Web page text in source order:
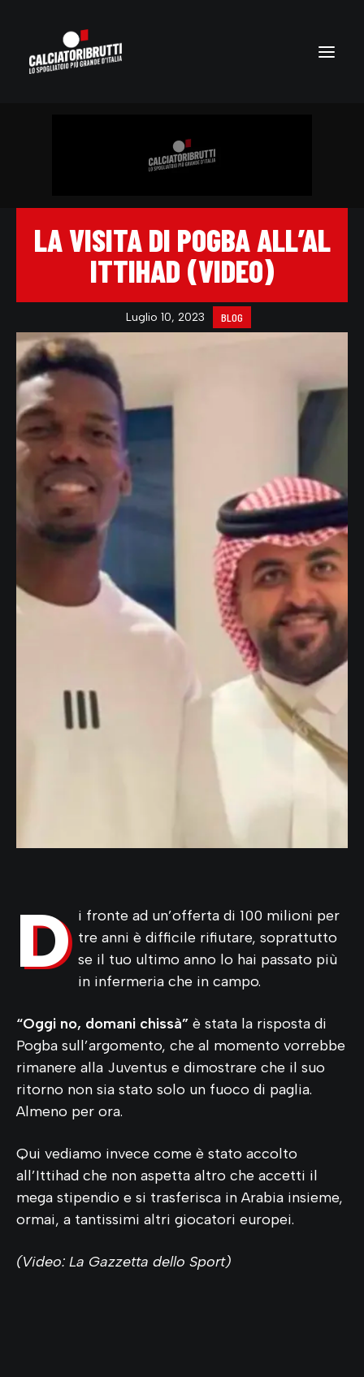
LA VISITA DI POGBA ALL’AL
ITTIHAD (VIDEO)
Luglio 10, 2023 BLOG
D i fronte ad un’offerta di 100 milioni per
tre anni è difficile rifiutare, soprattutto
se il tuo ultimo anno lo hai passato più
in infermeria che in campo.
“Oggi no, domani chissà” è stata la risposta di
Pogba sull’argomento, che al momento vorrebbe
rimanere alla Juventus e dimostrare che il suo
ritorno non sia stato solo un fuoco di paglia.
Almeno per ora.
Qui vediamo invece come è stato accolto
all’Ittihad che non aspetta altro che accetti il
mega stipendio e si trasferisca in Arabia insieme,
ormai, a tantissimi altri giocatori europei.
(Video: La Gazzetta dello Sport)